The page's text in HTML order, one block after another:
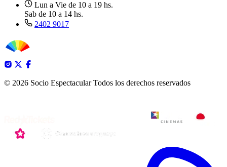
Lun a Vie de 10 a 19 hs.
Sab de 10 a 14 hs.
2402 9017
© 2026 Socio Espectacular Todos los derechos reservados